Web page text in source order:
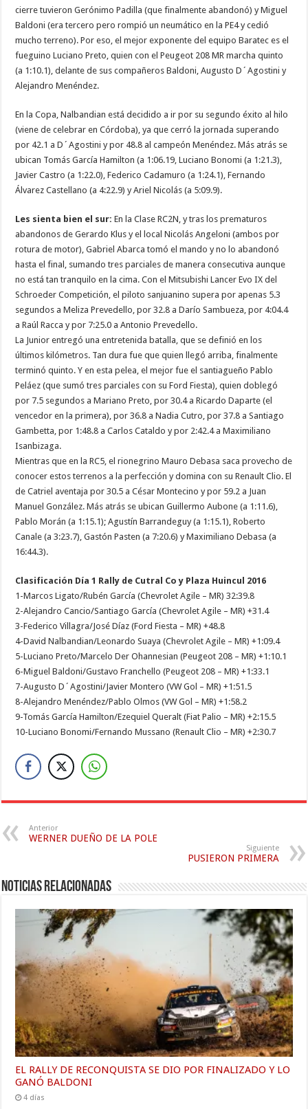
cierre tuvieron Gerónimo Padilla (que finalmente abandonó) y Miguel
Baldoni (era tercero pero rompió un neumático en la PE4 y cedió
mucho terreno). Por eso, el mejor exponente del equipo Baratec es el
fueguino Luciano Preto, quien con el Peugeot 208 MR marcha quinto
(a 1:10.1), delante de sus compañeros Baldoni, Augusto D´Agostini y
Alejandro Menéndez.
En la Copa, Nalbandian está decidido a ir por su segundo éxito al hilo
(viene de celebrar en Córdoba), ya que cerró la jornada superando
por 42.1 a D´Agostini y por 48.8 al campeón Menéndez. Más atrás se
ubican Tomás García Hamilton (a 1:06.19, Luciano Bonomi (a 1:21.3),
Javier Castro (a 1:22.0), Federico Cadamuro (a 1:24.1), Fernando
Álvarez Castellano (a 4:22.9) y Ariel Nicolás (a 5:09.9).
Les sienta bien el sur: En la Clase RC2N, y tras los prematuros
abandonos de Gerardo Klus y el local Nicolás Angeloni (ambos por
rotura de motor), Gabriel Abarca tomó el mando y no lo abandonó
hasta el final, sumando tres parciales de manera consecutiva aunque
no está tan tranquilo en la cima. Con el Mitsubishi Lancer Evo IX del
Schroeder Competición, el piloto sanjuanino supera por apenas 5.3
segundos a Meliza Prevedello, por 32.8 a Darío Sambueza, por 4:04.4
a Raúl Racca y por 7:25.0 a Antonio Prevedello.
La Junior entregó una entretenida batalla, que se definió en los
últimos kilómetros. Tan dura fue que quien llegó arriba, finalmente
terminó quinto. Y en esta pelea, el mejor fue el santiagueño Pablo
Peláez (que sumó tres parciales con su Ford Fiesta), quien doblegó
por 7.5 segundos a Mariano Preto, por 30.4 a Ricardo Daparte (el
vencedor en la primera), por 36.8 a Nadia Cutro, por 37.8 a Santiago
Gambetta, por 1:48.8 a Carlos Cataldo y por 2:42.4 a Maximiliano
Isanbizaga.
Mientras que en la RC5, el rionegrino Mauro Debasa saca provecho de
conocer estos terrenos a la perfección y domina con su Renault Clio. El
de Catriel aventaja por 30.5 a César Montecino y por 59.2 a Juan
Manuel González. Más atrás se ubican Guillermo Aubone (a 1:11.6),
Pablo Morán (a 1:15.1); Agustín Barrandeguy (a 1:15.1), Roberto
Canale (a 3:23.7), Gastón Pasten (a 7:20.6) y Maximiliano Debasa (a
16:44.3).
Clasificación Día 1 Rally de Cutral Co y Plaza Huincul 2016
1-Marcos Ligato/Rubén García (Chevrolet Agile – MR) 32:39.8
2-Alejandro Cancio/Santiago García (Chevrolet Agile – MR) +31.4
3-Federico Villagra/José Díaz (Ford Fiesta – MR) +48.8
4-David Nalbandian/Leonardo Suaya (Chevrolet Agile – MR) +1:09.4
5-Luciano Preto/Marcelo Der Ohannesian (Peugeot 208 – MR) +1:10.1
6-Miguel Baldoni/Gustavo Franchello (Peugeot 208 – MR) +1:33.1
7-Augusto D´Agostini/Javier Montero (VW Gol – MR) +1:51.5
8-Alejandro Menéndez/Pablo Olmos (VW Gol – MR) +1:58.2
9-Tomás García Hamilton/Ezequiel Queralt (Fiat Palio – MR) +2:15.5
10-Luciano Bonomi/Fernando Mussano (Renault Clio – MR) +2:30.7
Anterior
WERNER DUEÑO DE LA POLE
Siguiente
PUSIERON PRIMERA
Noticias relacionadas
EL RALLY DE RECONQUISTA SE DIO POR FINALIZADO Y LO
GANÓ BALDONI
4 días